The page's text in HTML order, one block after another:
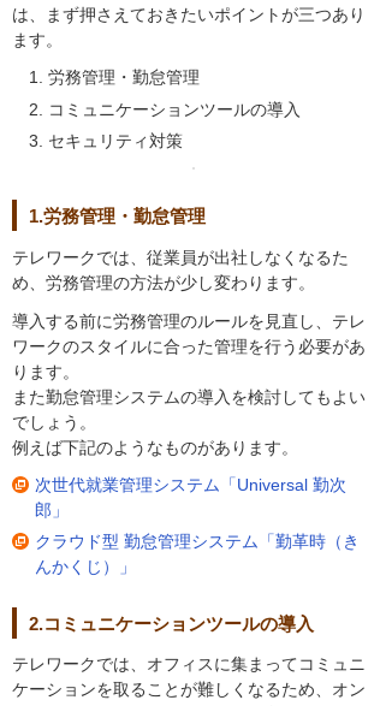
は、まず押さえておきたいポイントが三つあり
ます。
労務管理・勤怠管理
コミュニケーションツールの導入
セキュリティ対策
1.労務管理・勤怠管理
テレワークでは、従業員が出社しなくなるた
め、労務管理の方法が少し変わります。
導入する前に労務管理のルールを見直し、テレ
ワークのスタイルに合った管理を行う必要があ
ります。
また勤怠管理システムの導入を検討してもよい
でしょう。
例えば下記のようなものがあります。
次世代就業管理システム「Universal 勤次
郎」
クラウド型 勤怠管理システム「勤革時（き
んかくじ）」
2.コミュニケーションツールの導入
テレワークでは、オフィスに集まってコミュニ
ケーションを取ることが難しくなるため、オン